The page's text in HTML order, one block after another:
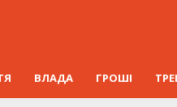
ВЛАДА ГРОШІ